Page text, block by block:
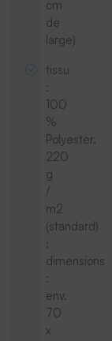
cm
de
large)
tissu
:
100
%
Polyester,
220
g
/
m2
(standard)
;
dimensions
:
env.
70
x